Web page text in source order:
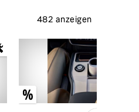
482 anzeigen